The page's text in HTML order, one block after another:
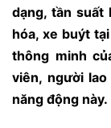
dạng, tần suất
hóa, xe buýt
thông minh
viên, người
năng động này.